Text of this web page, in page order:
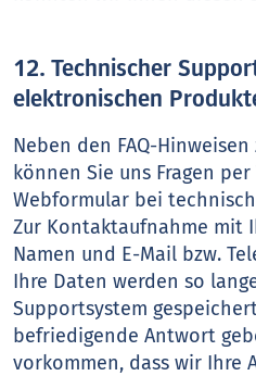
12. Technischer
elektronischen
Neben den FAQ-
können Sie uns Fragen
Webformular bei
Zur Kontaktaufnahme mit
Namen und E-Mail bzw.
Ihre Daten werden so
Supportsystem
befriedigende Antwort
vorkommen, dass wir Ihre